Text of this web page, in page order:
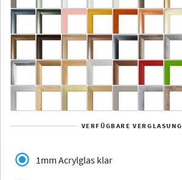
Aluminium
Yukon Alaska
VERFÜGBARE
1mm Acrylglas klar